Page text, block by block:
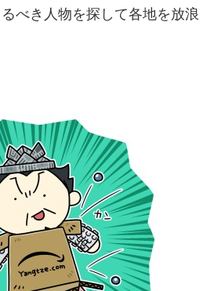
べき人物を探して各地を放浪